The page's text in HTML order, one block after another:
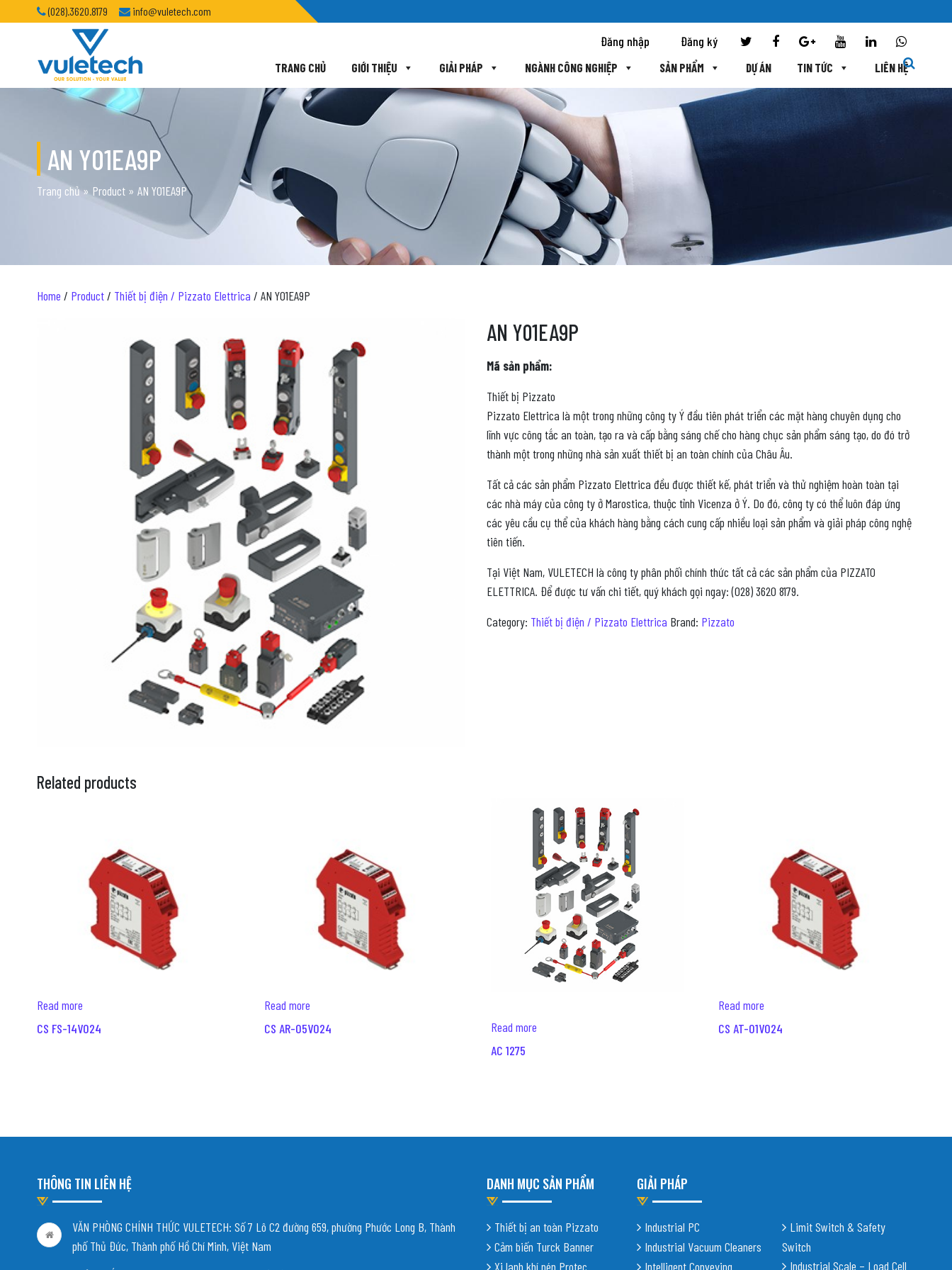
(028).3620.8179 info@vuletech.com
Đăng nhập Đăng ký
TRANG CHỦ GIỚI THIỆU GIẢI PHÁP NGÀNH CÔNG NGHIỆP SẢN PHẨM DỰ ÁN TIN TỨC LIÊN HỆ
AN Y01EA9P
Trang chủ» Product » AN Y01EA9P
Home / Product/ Thiết bị điện / Pizzato Elettrica / AN Y01EA9P
AN Y01EA9P
Mã sản phẩm:
Thiết bị Pizzato
Pizzato Elettrica là một trong những công ty Ý đầu tiên phát triển các mặt hàng chuyên dụng cho
lĩnh vực công tắc an toàn, tạo ra và cấp bằng sáng chế cho hàng chục sản phẩm sáng tạo, do đó trở
thành một trong những nhà sản xuất thiết bị an toàn chính của Châu Âu.
Tất cả các sản phẩm Pizzato Elettrica đều được thiết kế, phát triển và thử nghiệm hoàn toàn tại
các nhà máy của công ty ở Marostica, thuộc tỉnh Vicenza ở Ý. Do đó, công ty có thể luôn đáp ứng
các yêu cầu cụ thể của khách hàng bằng cách cung cấp nhiều loại sản phẩm và giải pháp công nghệ
tiên tiến.
Tại Việt Nam, VULETECH là công ty phân phối chính thức tất cả các sản phẩm của PIZZATO
ELETTRICA. Để được tư vấn chi tiết, quý khách gọi ngay: (028) 3620 8179.
Category: Thiết bị điện / Pizzato Elettrica Brand: Pizzato
Related products
Read more
CS FS-14V024
Read more
CS AR-05V024
Read more
AC 1275
Read more
CS AT-01V024
THÔNG TIN LIÊN HỆ
VĂN PHÒNG CHÍNH THỨC VULETECH: Số 7 Lô C2 đường 659, phường Phước Long B, Thành
phố Thủ Đức, Thành phố Hồ Chí Minh, Việt Nam
DANH MỤC SẢN PHẨM
Thiết bị an toàn Pizzato
Cảm biến Turck Banner
Xi lanh khí nén Protec
GIẢI PHÁP
Industrial PC
Industrial Vacuum Cleaners
Intelligent Conveying
Limit Switch & Safety
Switch
Industrial Scale – Load Cell